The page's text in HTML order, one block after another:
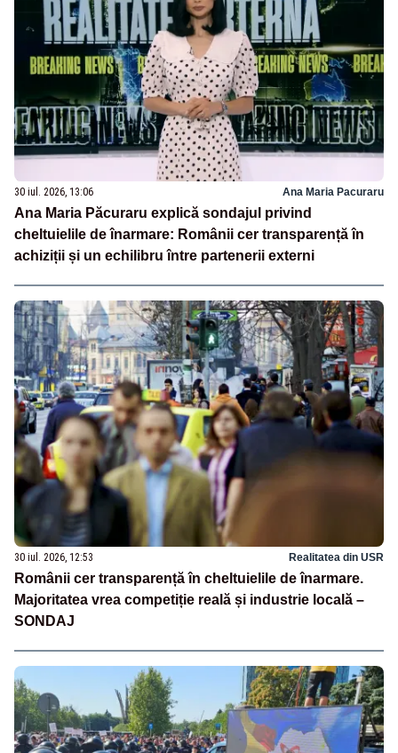
30 iul. 2026, 13:06 Ana Maria Pacuraru
Ana Maria Păcuraru explică sondajul privind
cheltuielile de înarmare: Românii cer transparență în
achiziții și un echilibru între partenerii externi
30 iul. 2026, 12:53 Realitatea din USR
Românii cer transparență în cheltuielile de înarmare.
Majoritatea vrea competiție reală și industrie locală –
SONDAJ